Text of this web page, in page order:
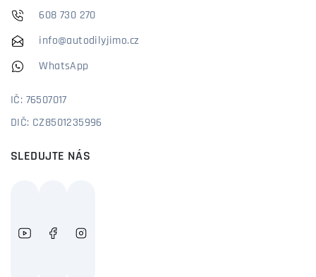
608 730 270
info@autodilyjimo.cz
WhatsApp
IČ: 76507017
DIČ: CZ8501235996
SLEDUJTE NÁS